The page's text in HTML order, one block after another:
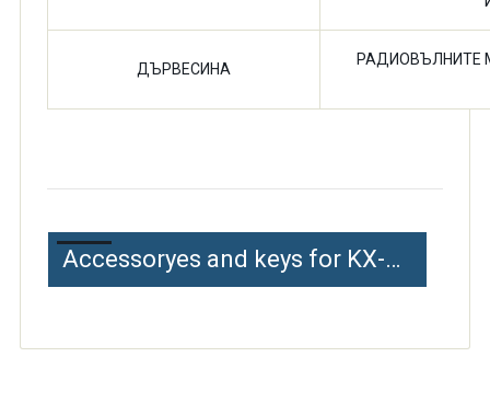
ДЪРВЕСИНА
РАДИОВЪЛНИТЕ
Accessoryes and keys for KX-NS0154